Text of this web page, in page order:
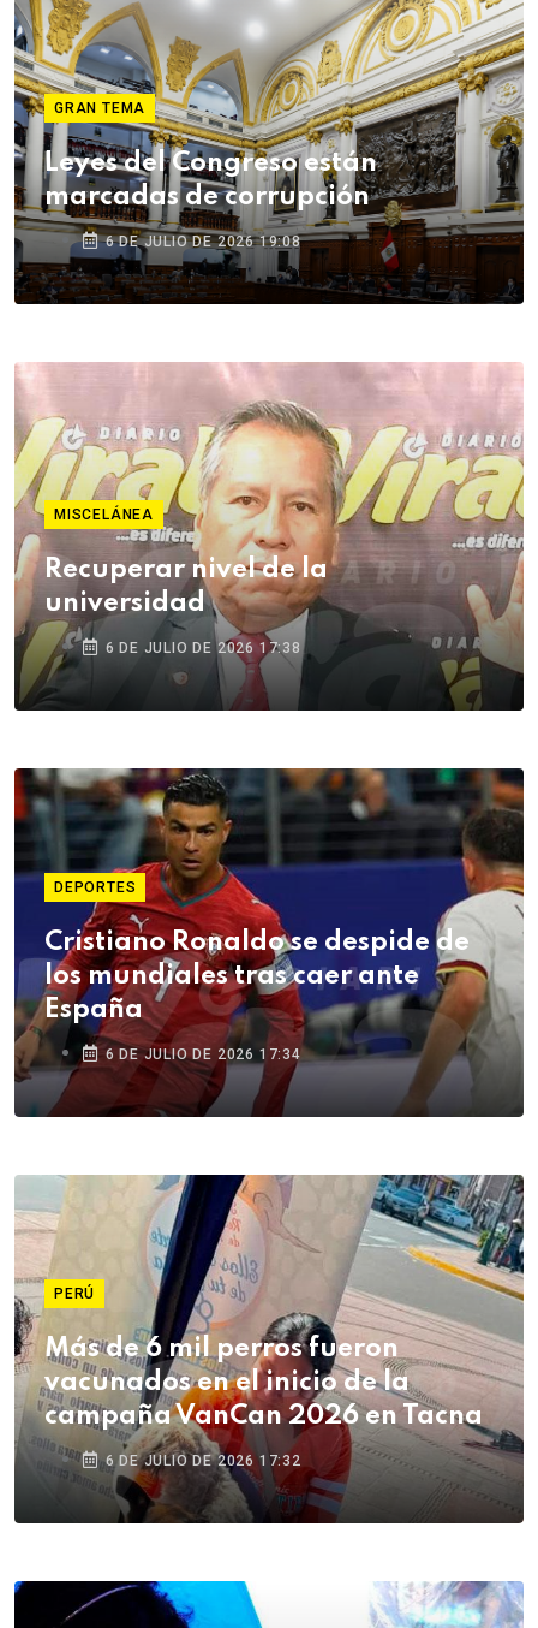
GRAN TEMA
Leyes del Congreso están
marcadas de corrupción
6 DE JULIO DE 2026 19:08
MISCELÁNEA
Recuperar nivel de la
universidad
6 DE JULIO DE 2026 17:38
DEPORTES
Cristiano Ronaldo se despide de
los mundiales tras caer ante
España
6 DE JULIO DE 2026 17:34
PERÚ
Más de 6 mil perros fueron
vacunados en el inicio de la
campaña VanCan 2026 en Tacna
6 DE JULIO DE 2026 17:32